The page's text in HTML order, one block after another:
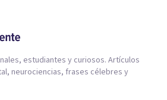
estudiantes y curiosos. Artículos
neurociencias, frases célebres y